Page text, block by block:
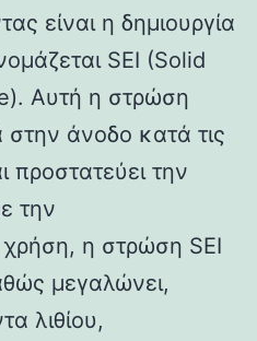
είναι η δημιουργία
SEI (Solid
Αυτή η στρώση
στην άνοδο κατά τις
προστατεύει την
την
η στρώση SEI
μεγαλώνει,
λιθίου,